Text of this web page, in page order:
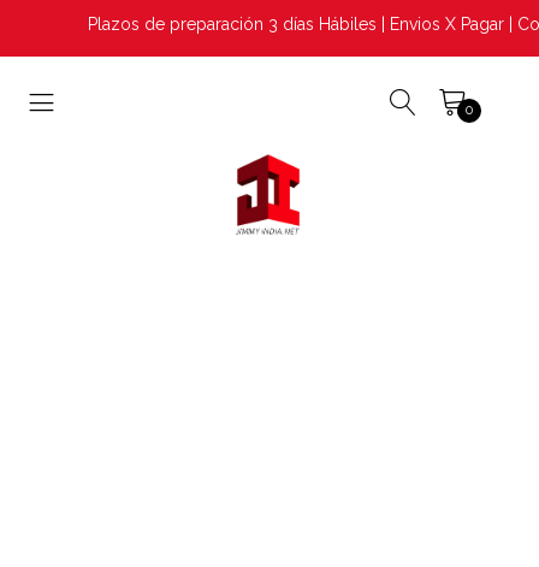
Plazos de preparación 3 días Hábiles | Envios X Pagar |
0